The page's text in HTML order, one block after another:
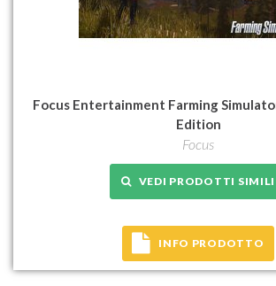
Focus Entertainment Farming
Edition
Focus
VEDI PRODOTTI SIMILI
INFO PRODOTTO